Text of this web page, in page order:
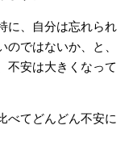
に、自分は忘れられ
ではないか、と、
不安は大きくなって
べてどんどん不安に